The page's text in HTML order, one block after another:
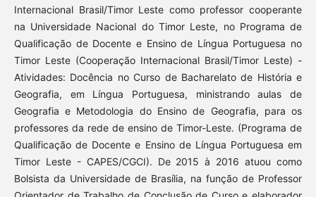
Internacional Brasil/Timor Leste como professor cooperante
na Universidade Nacional do Timor Leste, no Programa de
Qualificação de Docente e Ensino de Língua Portuguesa no
Timor Leste (Cooperação Internacional Brasil/Timor Leste) -
Atividades: Docência no Curso de Bacharelato de História e
Geografia, em Língua Portuguesa, ministrando aulas de
Geografia e Metodologia do Ensino de Geografia, para os
professores da rede de ensino de Timor-Leste. (Programa de
Qualificação de Docente e Ensino de Língua Portuguesa em
Timor Leste - CAPES/CGCI). De 2015 à 2016 atuou como
Bolsista da Universidade de Brasília, na função de Professor